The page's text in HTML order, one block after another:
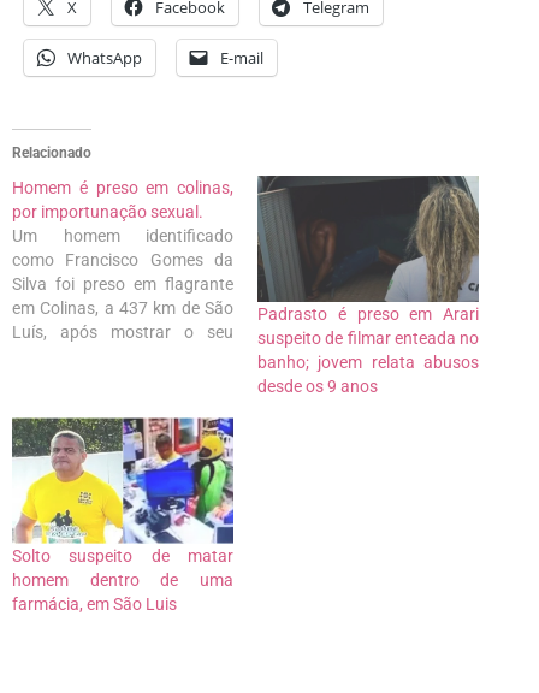
X Facebook Telegram
WhatsApp E-mail
Relacionado
Homem é preso em colinas,
por importunação sexual.
Um homem identificado
como Francisco Gomes da
Silva foi preso em flagrante
em Colinas, a 437 km de São
Luís, após mostrar o seu
acompanhada da mãe. O
caso aconteceu na beira do
Rio Itapecuru. Segundo a
polícia, a…
Padrasto é preso em Arari
suspeito de filmar enteada no
banho; jovem relata abusos
desde os 9 anos
Solto suspeito de matar
homem dentro de uma
farmácia, em São Luis